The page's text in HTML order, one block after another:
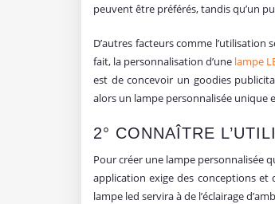
peuvent être préférés, tandis qu’un
D’autres facteurs comme
fait, la personnalisation d’une lampe
est de concevoir un goodies
alors un lampe personnalisée
2° CONNAÎTRE
Pour créer une lampe personnalisée
application exige des conceptions
lampe led servira à de l’éclairage